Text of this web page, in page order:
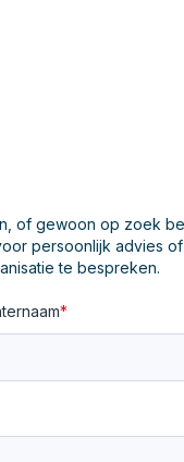
of gewoon op zoek
persoonlijk advies
te bespreken.
*